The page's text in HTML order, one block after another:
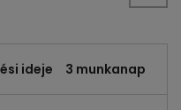
ideje 3 munkanap